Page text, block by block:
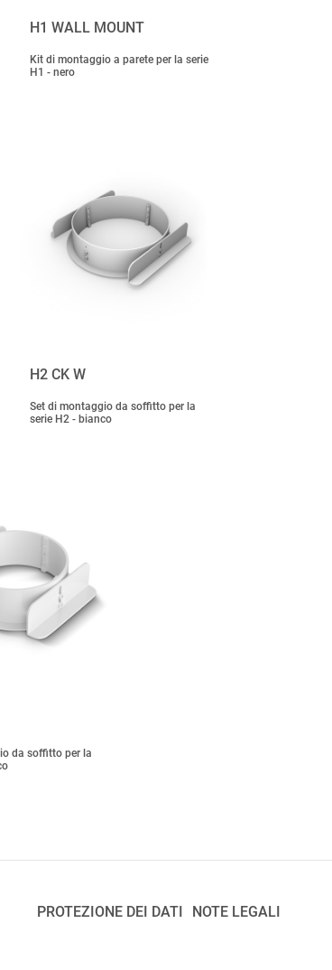
H1 WALL MOUNT
Kit di montaggio a parete per la serie
H1 - nero
H2 CK W
Set di montaggio da soffitto per la
serie H2 - bianco
da soffitto per la
PROTEZIONE DEI DATI NOTE LEGALI